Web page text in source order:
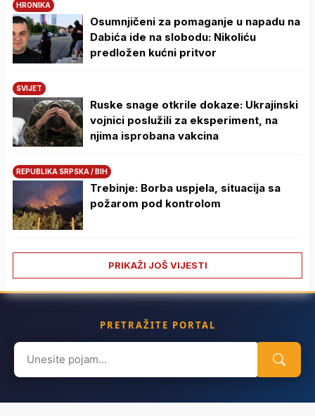
HRONIKA
Osumnjičeni za pomaganje u napadu na
Dabića ide na slobodu: Nikoliću
predložen kućni pritvor
SVIJET
Ruske snage otkrile dokaze: Ukrajinski
vojnici poslužili za eksperiment, na
njima isprobana vakcina
REPUBLIKA SRPSKA / BIH
Trebinje: Borba uspjela, situacija sa
požarom pod kontrolom
PRIKAŽI JOŠ VIJESTI
PRETRAŽITE PORTAL
Search
for: